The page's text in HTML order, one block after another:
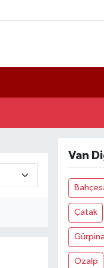
Van
Çatak
Özalp